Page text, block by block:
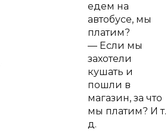
едем на
автобусе, мы
платим?
— Если мы
захотели
кушать и
пошли в
магазин, за что
мы платим? И т.
д.